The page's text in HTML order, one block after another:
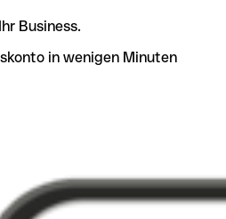
Business.
in wenigen Minuten